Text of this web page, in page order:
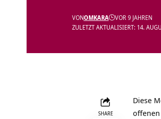
ZULETZT AKTUALISIERT: 14.
VONOMKARA VOR 9 JAHREN
SHARE
Diese